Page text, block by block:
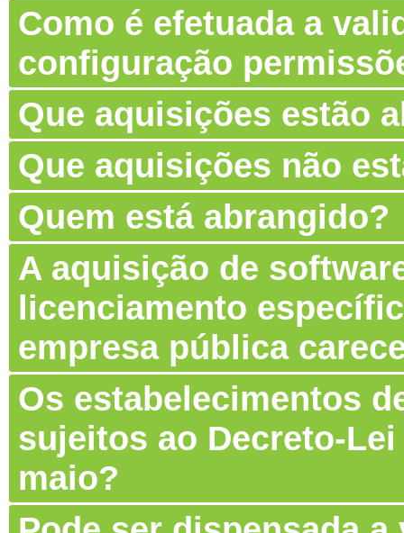
Como é efetuada a
configuração
Que aquisições estão
Que aquisições não
Quem está abrangido?
A aquisição de
licenciamento
empresa pública
Os estabelecimentos
sujeitos ao Decreto-Lei
maio?